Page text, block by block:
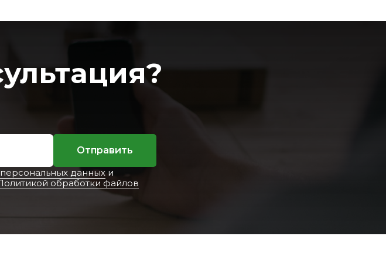
данных и
обработки файлов
Отправить